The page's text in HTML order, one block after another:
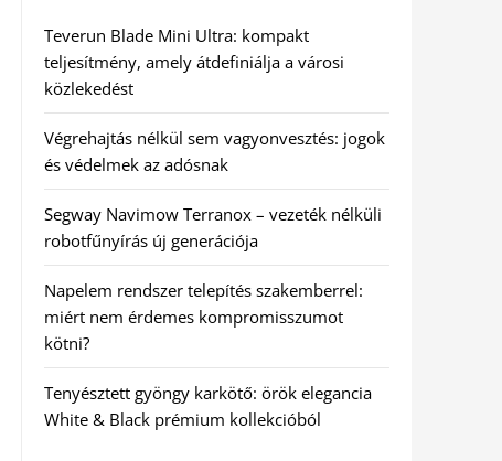
Teverun Blade Mini Ultra: kompakt
teljesítmény, amely átdefiniálja a városi
közlekedést
Végrehajtás nélkül sem vagyonvesztés: jogok
és védelmek az adósnak
Segway Navimow Terranox – vezeték nélküli
robotfűnyírás új generációja
Napelem rendszer telepítés szakemberrel:
miért nem érdemes kompromisszumot
kötni?
Tenyésztett gyöngy karkötő: örök elegancia
White & Black prémium kollekcióból